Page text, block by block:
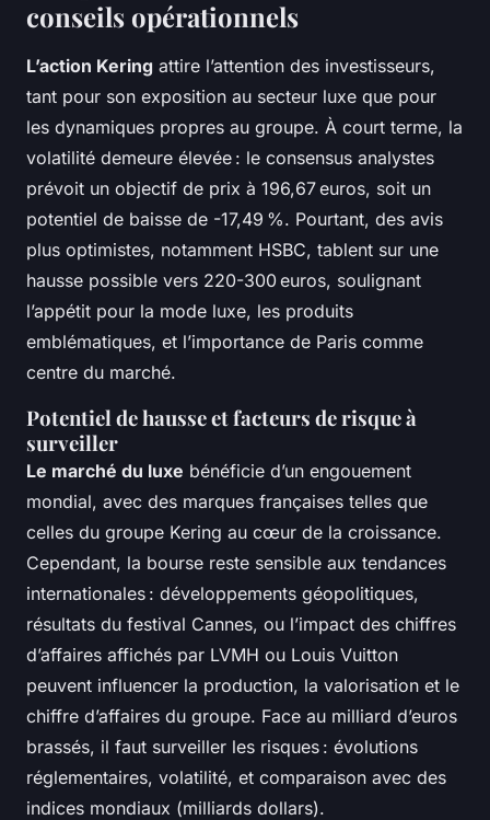
conseils opérationnels
L’action Kering attire l’attention des investisseurs,
tant pour son exposition au secteur luxe que pour
les dynamiques propres au groupe. À court terme, la
volatilité demeure élevée : le consensus analystes
prévoit un objectif de prix à 196,67 euros, soit un
potentiel de baisse de -17,49 %. Pourtant, des avis
plus optimistes, notamment HSBC, tablent sur une
hausse possible vers 220-300 euros, soulignant
l’appétit pour la mode luxe, les produits
emblématiques, et l’importance de Paris comme
centre du marché.
Potentiel de hausse et facteurs de risque à
surveiller
Le marché du luxe bénéficie d’un engouement
mondial, avec des marques françaises telles que
celles du groupe Kering au cœur de la croissance.
Cependant, la bourse reste sensible aux tendances
internationales : développements géopolitiques,
résultats du festival Cannes, ou l’impact des chiffres
d’affaires affichés par LVMH ou Louis Vuitton
peuvent influencer la production, la valorisation et le
chiffre d’affaires du groupe. Face au milliard d’euros
brassés, il faut surveiller les risques : évolutions
réglementaires, volatilité, et comparaison avec des
indices mondiaux (milliards dollars).